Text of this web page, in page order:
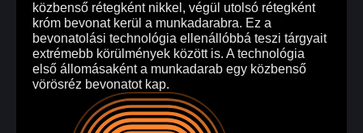
közbenső rétegként nikkel, végül utolsó rétegként
króm bevonat kerül a munkadarabra. Ez a
bevonatolási technológia ellenállóbbá teszi tárgyait
extrémebb körülmények között is. A technológia
első állomásaként a munkadarab egy közbenső
vörösréz bevonatot kap.